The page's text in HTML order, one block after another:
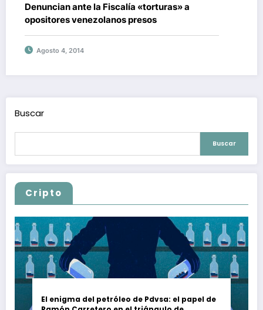
Denuncian ante la Fiscalía «torturas» a
opositores venezolanos presos
Agosto 4, 2014
Buscar
Buscar
Cripto
El enigma del petróleo de Pdvsa: el papel de